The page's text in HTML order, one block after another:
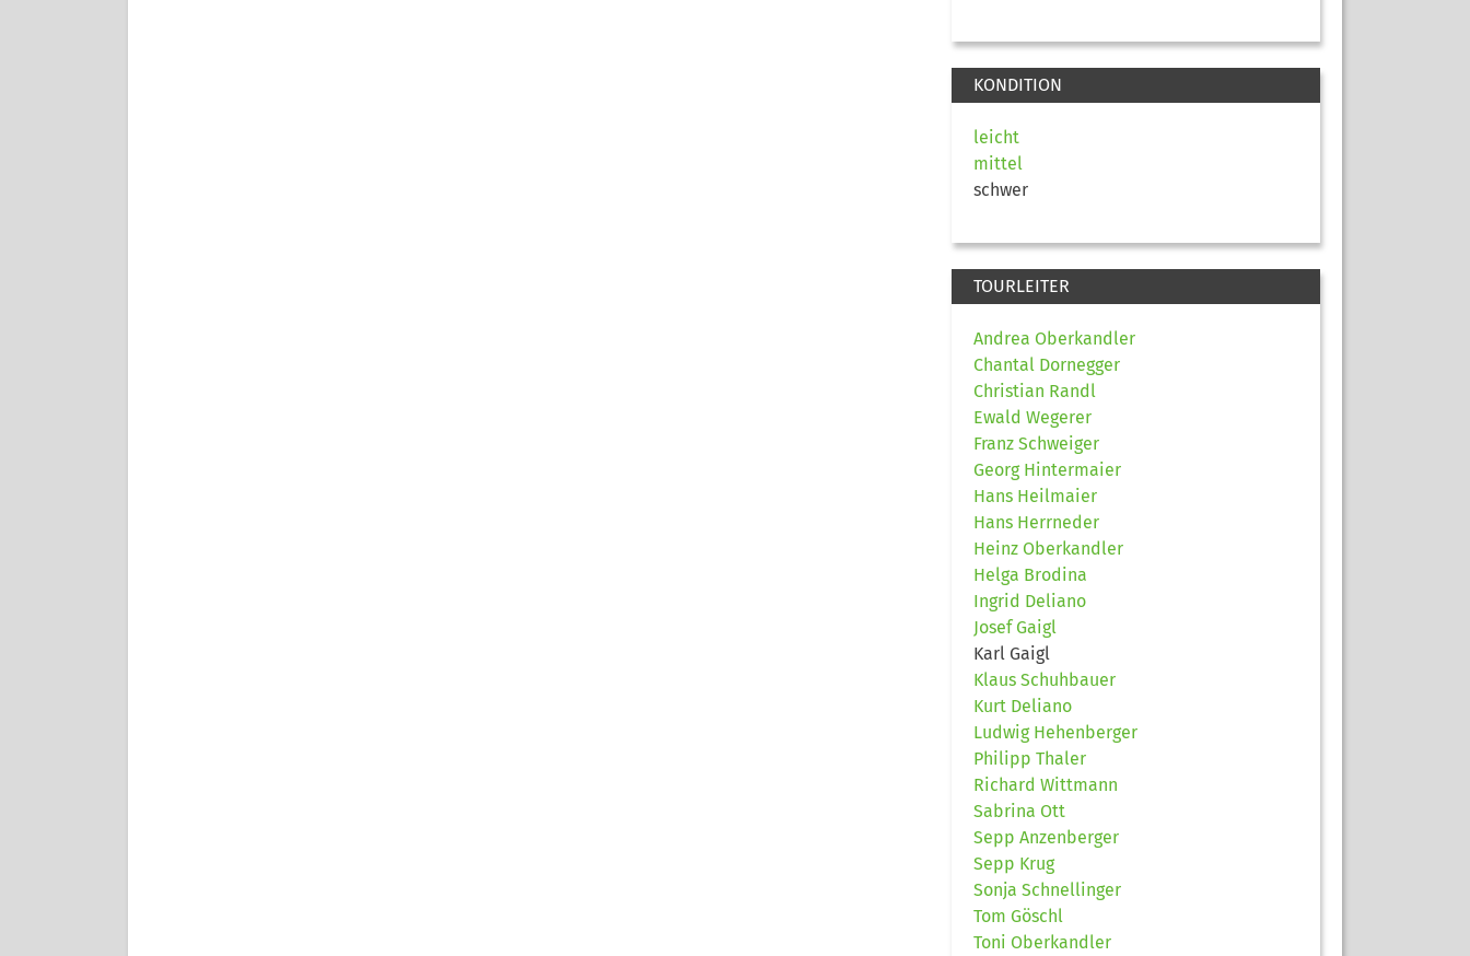
KONDITION
leicht
mittel
schwer
TOURLEITER
Andrea Oberkandler
Chantal Dornegger
Christian Randl
Ewald Wegerer
Franz Schweiger
Georg Hintermaier
Hans Heilmaier
Hans Herrneder
Heinz Oberkandler
Helga Brodina
Ingrid Deliano
Josef Gaigl
Karl Gaigl
Klaus Schuhbauer
Kurt Deliano
Ludwig Hehenberger
Philipp Thaler
Richard Wittmann
Sabrina Ott
Sepp Anzenberger
Sepp Krug
Sonja Schnellinger
Tom Göschl
Toni Oberkandler